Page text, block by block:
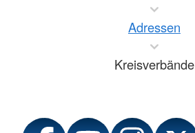
Adressen
Kreisverbände